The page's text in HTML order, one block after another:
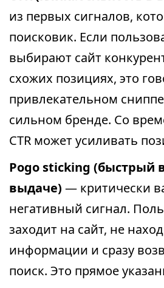
из первых сигналов,
поисковик. Если
выбирают сайт
схожих позициях, это
привлекательном
сильном бренде. Со
CTR может усиливать
Pogo sticking (быстрый
выдаче) — критически
негативный сигнал.
заходит на сайт, не
информации и сразу
поиск. Это прямое